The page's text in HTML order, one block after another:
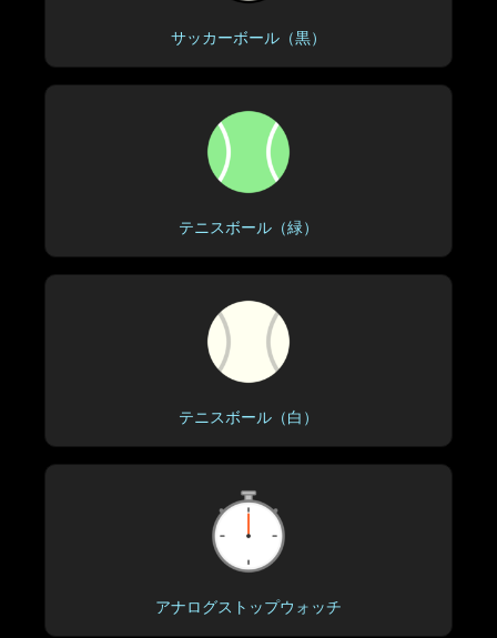
サッカーボール（黒）
テニスボール（緑）
テニスボール（白）
アナログストップウォッチ